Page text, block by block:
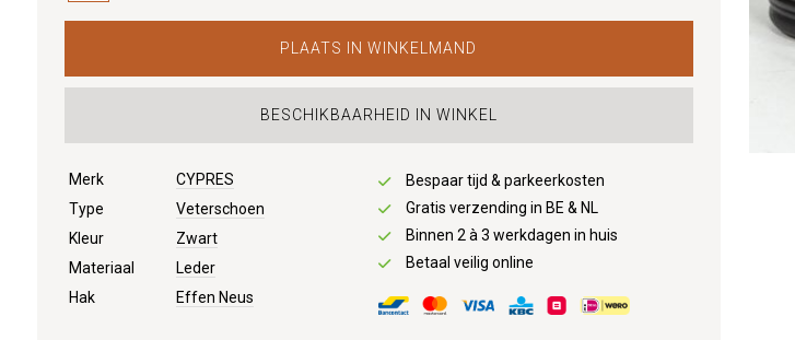
PLAATS IN WINKELMAND
BESCHIKBAARHEID IN WINKEL
Merk
CYPRES
Type
Veterschoen
Kleur
Zwart
Materiaal
Leder
Hak
Effen Neus
Bespaar tijd & parkeerkosten
Gratis verzending in BE & NL
Binnen 2 à 3 werkdagen in huis
Betaal veilig online